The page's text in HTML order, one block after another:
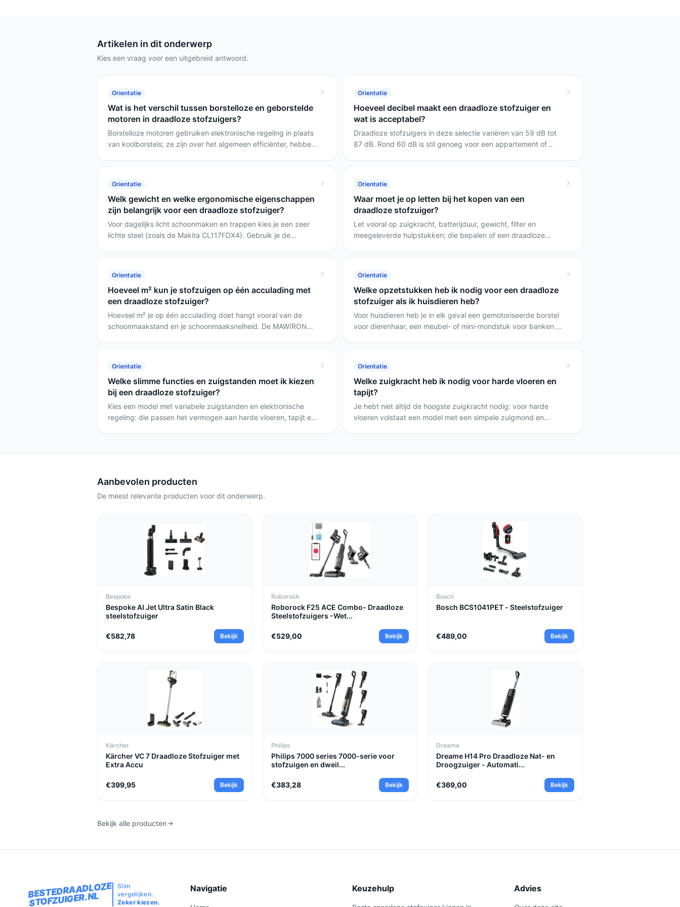
Artikelen in dit onderwerp
Kies een vraag voor een uitgebreid antwoord.
Orientatie
Wat is het verschil tussen borstelloze en geborstelde
motoren in draadloze stofzuigers?
Borstelloze motoren gebruiken elektronische regeling in plaats
van koolborstels; ze zijn over het algemeen efficiënter, hebben
borstelloos voor langere accuduur en intensief gebruik,
geborsteld voor een lagere aanschafprijs en eenvoudige
reparatie.
Orientatie
Hoeveel decibel maakt een draadloze stofzuiger en
wat is acceptabel?
Draadloze stofzuigers in deze selectie variëren van 59 dB tot
87 dB. Rond 60 dB is stil genoeg voor een appartement of
speciale hulpstukken nodig hebt.
Orientatie
Welk gewicht en welke ergonomische eigenschappen
zijn belangrijk voor een draadloze stofzuiger?
Voor dagelijks licht schoonmaken en trappen kies je een zeer
lichte steel (zoals de Makita CL117FDX4). Gebruik je de
S670). Als functionaliteit (nat/droog, grote reservoirs)
belangrijker is dan laag gewicht, past een zwaarder model met
park‑positie zoals de Roborock F25 ACE Combo beter.
Orientatie
Waar moet je op letten bij het kopen van een
draadloze stofzuiger?
Let vooral op zuigkracht, batterijduur, gewicht, filter en
meegeleverde hulpstukken; die bepalen of een draadloze
60 minuten op de laagste stand.
Orientatie
Hoeveel m² kun je stofzuigen op één acculading met
een draadloze stofzuiger?
Hoeveel m² je op één acculading doet hangt vooral van de
schoonmaakstand en je schoonmaaksnelheid. De MAWIRON
hele grote woning zonder tussentijds laden.
Orientatie
Welke opzetstukken heb ik nodig voor een draadloze
stofzuiger als ik huisdieren heb?
Voor huisdieren heb je in elk geval een gemotoriseerde borstel
voor dierenhaar, een meubel- of mini-mondstuk voor banken en
dweilfunctie, kan vloeistoffen opzuigen en bevat een aqua-
mondstuk, maar heeft een klein reservoir en een beperkte
gebruikstijd.
Orientatie
Welke slimme functies en zuigstanden moet ik kiezen
bij een draadloze stofzuiger?
Kies een model met variabele zuigstanden en elektronische
regeling: die passen het vermogen aan harde vloeren, tapijt en
Orientatie
Welke zuigkracht heb ik nodig voor harde vloeren en
tapijt?
Je hebt niet altijd de hoogste zuigkracht nodig: voor harde
vloeren volstaat een model met een simpele zuigmond en
Aanbevolen producten
De meest relevante producten voor dit onderwerp.
Bespoke
Bespoke AI Jet Ultra Satin Black
steelstofzuiger
€582,78 Bekijk
Roborock
Roborock F25 ACE Combo- Draadloze
Steelstofzuigers -Wet...
€529,00 Bekijk
Bosch
Bosch BCS1041PET - Steelstofzuiger
€489,00 Bekijk
Kärcher
Kärcher VC 7 Draadloze Stofzuiger met
Extra Accu
€399,95 Bekijk
Philips
Philips 7000 series 7000-serie voor
stofzuigen en dweil...
€383,28 Bekijk
Dreame
Dreame H14 Pro Draadloze Nat- en
Droogzuiger - Automati...
€369,00 Bekijk
Bekijk alle producten
BESTEDRAADLOZE
STOFZUIGER.NL
Slim
vergelijken.
Zeker kiezen.
Navigatie Keuzehulp Advies